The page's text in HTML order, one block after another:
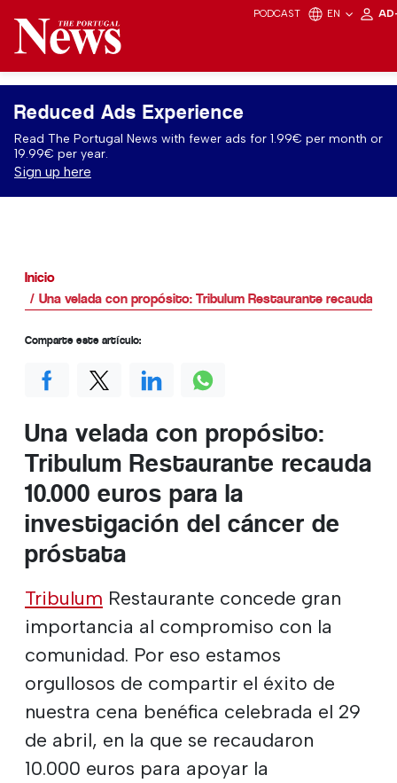
PODCAST EN
Reduced Ads Experience
Read The Portugal News with fewer ads for 1.99€ per month or
19.99€ per year.
Sign up here
Inicio
Una velada con propósito: Tribulum Restaurante recauda
Una velada con propósito:
Tribulum Restaurante recauda
10.000 euros para la
investigación del cáncer de
próstata
Tribulum Restaurante concede gran
importancia al compromiso con la
comunidad. Por eso estamos
orgullosos de compartir el éxito de
nuestra cena benéfica celebrada el 29
de abril, en la que se recaudaron
10.000 euros para apoyar la
Comparte este artículo: